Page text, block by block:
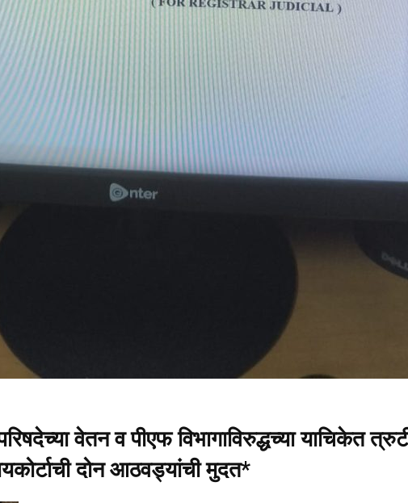
वेतन व पीएफ विभागाविरुद्धच्या याचिकेत
दोन आठवड्यांची मुदत*